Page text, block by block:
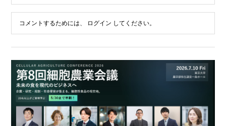
コメントするためには、 ログイン してください。